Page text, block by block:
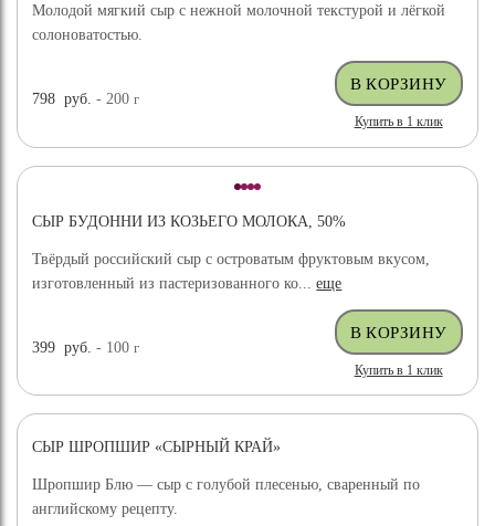
Молодой мягкий сыр с нежной молочной текстурой и лёгкой
солоноватостью.
798 руб. - 200г
Купить в 1 клик
СЫР БУДОННИ ИЗ КОЗЬЕГО МОЛОКА, 50%
Твёрдый российский сыр с островатым фруктовым вкусом,
изготовленный из пастеризованного ко...еще
399 руб. - 100г
Купить в 1 клик
СЫР ШРОПШИР «СЫРНЫЙ КРАЙ»
Шропшир Блю — сыр с голубой плесенью, сваренный по
английскому рецепту.